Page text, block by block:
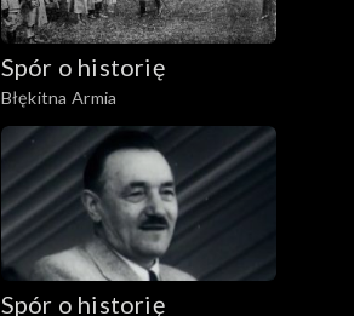
Spór o historię
Błękitna Armia
Spór o historię